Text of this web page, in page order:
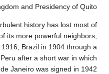
as the Kingdom and Presidency
and turbulent history has lost
to each of its more powerful
1832 and 1916, Brazil in 1904
and Peru after a short war
of Rio de Janeiro was signed